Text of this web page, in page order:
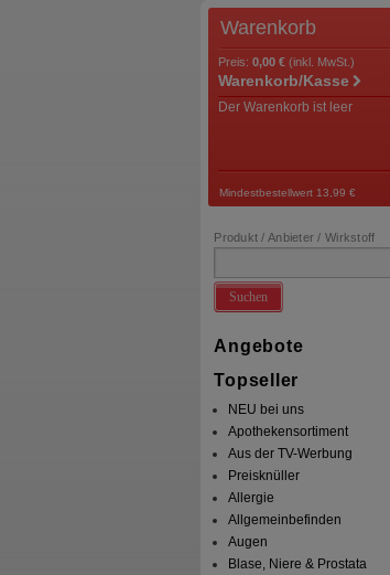
Warenkorb
Preis: 0,00 € (inkl. MwSt.)
Warenkorb/Kasse
Der Warenkorb ist leer
Mindestbestellwert 13,99 €
Produkt / Anbieter / Wirkstoff
Suchen
Angebote
Topseller
NEU bei uns
Apothekensortiment
Aus der TV-Werbung
Preisknüller
Allergie
Allgemeinbefinden
Augen
Blase, Niere & Prostata